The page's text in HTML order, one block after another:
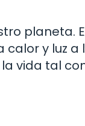
planeta.
y luz a
vida tal